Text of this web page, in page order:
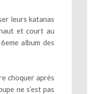
leurs katanas
et court au
album des
choquer après
ne s’est pas